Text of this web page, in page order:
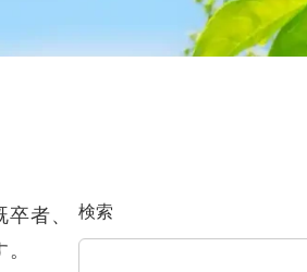
者、
検索